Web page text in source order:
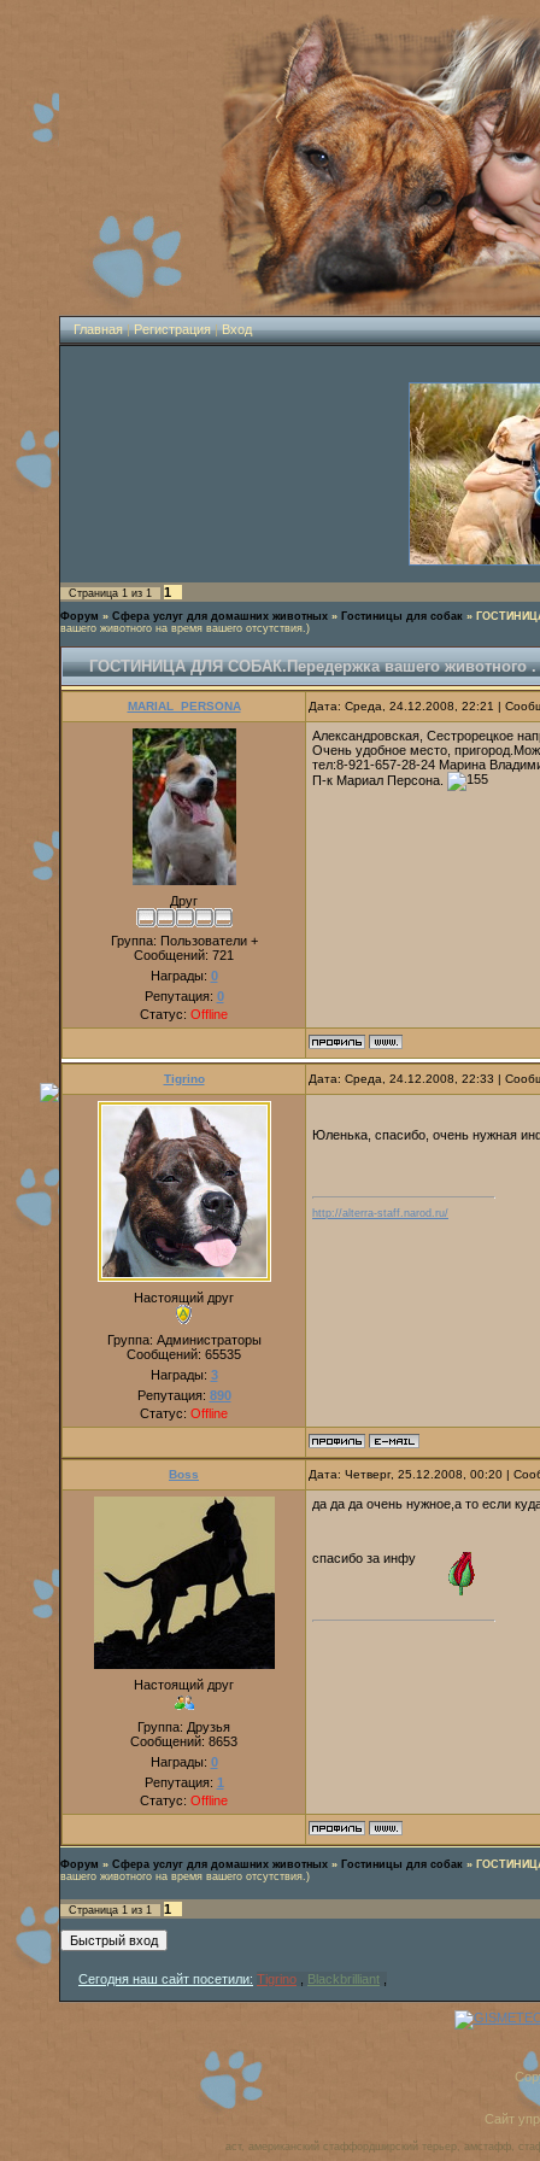
Главная|Регистрация|Вход
Страница 1 из 1 1
Форум » Сфера услуг для домашних животных » Гостиницы для собак »
вашего животного на время вашего отсутствия.)
ГОСТИНИЦА ДЛЯ СОБАК.Передержка вашего животного .
MARIAL_PERSONA Дата: Среда, 24.12.2008, 22:21 |
Друг
Группа: Пользователи +
Сообщений: 721
Награды: 0
Репутация: 0
Статус: Offline
Александровская, Сестрорецкое
Очень удобное место,
тел:8-921-657-28-24 Марина
П-к Мариал Персона.
Tigrino Дата: Среда, 24.12.2008, 22:33 |
Настоящий друг
Группа: Администраторы
Сообщений: 65535
Награды: 3
Репутация: 890
Статус: Offline
Юленька, спасибо, очень нужная
http://alterra-staff.narod.ru/
Boss Дата: Четверг, 25.12.2008, 00:20 |
Настоящий друг
Группа: Друзья
Сообщений: 8653
Награды: 0
Репутация: 1
Статус: Offline
да да да очень нужное,а то если
спасибо за инфу
Форум » Сфера услуг для домашних животных » Гостиницы для собак »
вашего животного на время вашего отсутствия.)
Страница 1 из 1 1
Сегодня наш сайт посетили: Tigrino Blackbrilliant
Сайт
аст, американский стаффордширский терьер, амстафф,